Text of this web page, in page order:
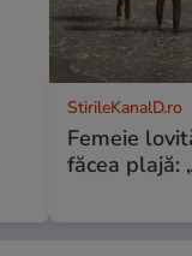
StirileKanalD.ro
Femeie
făcea plajă: